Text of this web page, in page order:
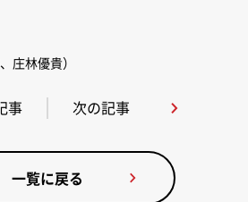
庄林優貴）
事 次の記事
一覧に戻る